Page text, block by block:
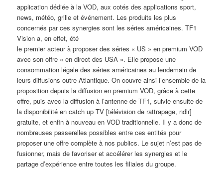
application dédiée à la VOD, aux cotés des applications sport,
news, météo, grille et événement. Les produits les plus
concernés par ces synergies sont les séries américaines. TF1
Vision a, en effet, été
le premier acteur à proposer des séries « US » en premium VOD
avec son offre « en direct des USA ». Elle propose une
consommation légale des séries américaines au lendemain de
leurs diffusions outre-Atlantique. On couvre ainsi l’ensemble de la
proposition depuis la diffusion en premium VOD, grâce à cette
offre, puis avec la diffusion à l’antenne de TF1, suivie ensuite de
la disponibilité en catch up TV [télévision de rattrapage, ndlr]
gratuite, et enfin à nouveau en VOD traditionnelle. Il y a donc de
nombreuses passerelles possibles entre ces entités pour
proposer une offre complète à nos publics. Le sujet n’est pas de
fusionner, mais de favoriser et accélérer les synergies et le
partage d’expérience entre toutes les filiales du groupe.